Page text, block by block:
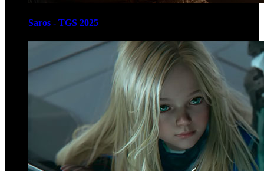
Saros - TGS 2025